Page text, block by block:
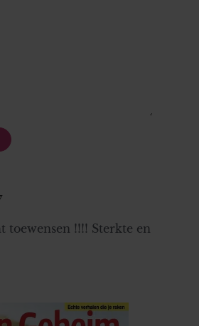
toewensen !!!! Sterkte en